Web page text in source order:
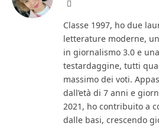
Classe 1997, ho due
letterature moderne,
in giornalismo 3.0 e
testardaggine, tutti
massimo dei voti.
dall’età di 7 anni e
2021, ho contribuito a
dalle basi, crescendo